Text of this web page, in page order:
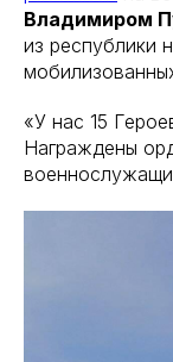
Владимиром
из республики
«У нас 15
Награждены